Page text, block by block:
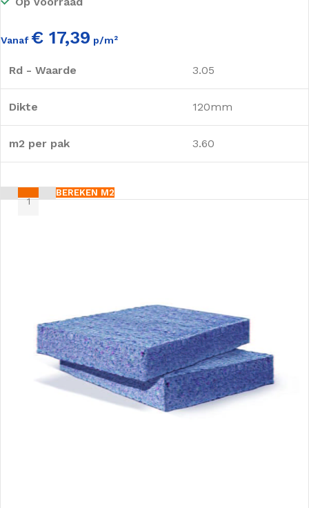
Vanaf € 17,39 p/m²
Rd - Waarde 3.05
Dikte 120mm
m2 per pak 3.60
BEREKEN M2